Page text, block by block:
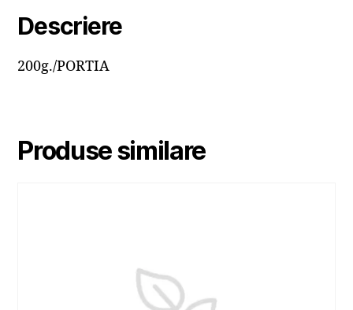
Descriere
200g./PORTIA
Produse similare